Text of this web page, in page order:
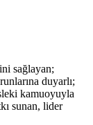
sağlayan;
duyarlı;
kamuoyuyla
sunan, lider